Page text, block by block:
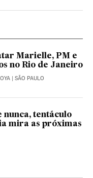
Marielle, PM e
no Rio de Janeiro
| SÃO PAULO
nunca, tentáculo
mira as próximas